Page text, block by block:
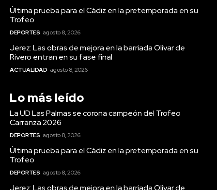
Última prueba para el Cádiz en la pretemporada en su
Trofeo
DEPORTES agosto 8, 2026
Jerez: Las obras de mejora en la barriada Olivar de
Rivero entran en su fase final
ACTUALIDAD agosto 8, 2026
Lo más leído
La UD Las Palmas se corona campeón del Trofeo
Carranza 2026
DEPORTES agosto 8, 2026
Última prueba para el Cádiz en la pretemporada en su
Trofeo
DEPORTES agosto 8, 2026
Jerez: Las obras de mejora en la barriada Olivar de